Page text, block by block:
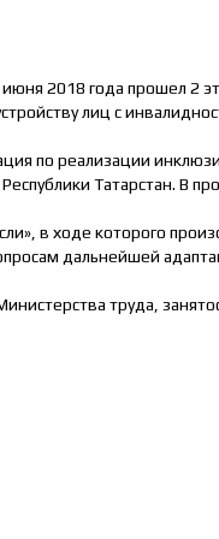
2018 года прошел 2
лиц с
по реализации
Татарстан. В
в ходе которого
дальнейшей
труда,